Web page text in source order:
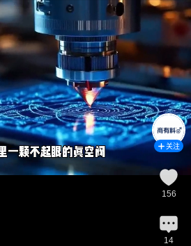
关注
156
14